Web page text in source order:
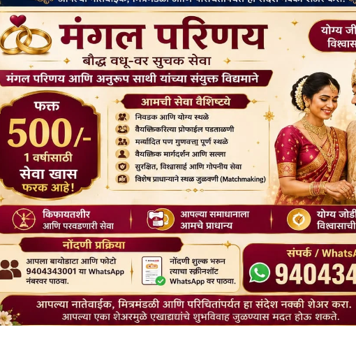
कोणीही नाही की ज्याची निंदा केली जात नाही. सर्वस्वी निंदित किंवा सर्वस्वी प्रशंसित
नाही. (धम्मपद २२७, धम्मपद २२८ आणि नंतरचे चार श्लोक).
गर्भितार्थ त्याला जितका समजत जाईल, तितका ह्या ज्ञानापासून त्याला फायदा मिळत
समजत नाही अशाही गाथा मुलाने शिकाव्यात. परंतु मूल जसे वाढत जाईल, त्यानुसार वरील
जाईल.
उजळणी करण्यासाठी उपोसथ दिवस हे मुलांच्या दृष्टीने अतिशय उत्तम दिवस आहेत.
दिवस अगदी योग्य दिवस आहेत. अशा विशेष दिवशी वा प्रसंगी मुलांना त्याचा जास्त त्रास
चांगल्या गोष्टीकडे मुले किती वेळ लक्ष केंद्रित करू शकतील, याबद्दलची त्यांची क्षमता खूपच
दिवस असतो आणि मुले त्याची आतुरतेने वाट पहात असतात. म्हणून त्या दिवशी आपण
आणि त्यांचेबरोबर खेळण्यातही काकू करू नये. शेतात वा जंगलात आनंदाने, मजेत फिरत
कसे सुंदर आहे याचे निरीक्षण करण्यास, आनंद लुटण्यास ) त्यांना सांगायला हरकत नाही.
सिद्धार्थ बाहेर पडला, तेव्हाच त्याला म्हातारा माणूस, आजारी माणूस, प्रेतयात्रा दिसली आणि
मुलांना सुरक्षित, प्रसन्न, पण संकुचित घरातून बाहेर काढून दुःखी, कष्टी अशा विशाल
बागांत वा राजवाड्यात बौद्ध मुलांना आपण लहानाचे मोठे करायचे नाहीये. अशा तन्हेच्या